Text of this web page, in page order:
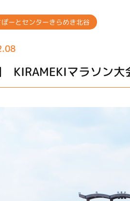
ーとセンターきらめき北谷
KIRAMEKIマラソン大